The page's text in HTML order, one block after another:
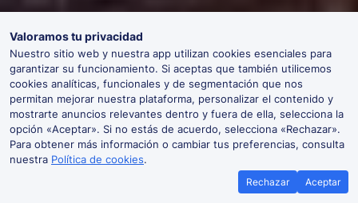
Valoramos tu privacidad
Nuestro sitio web y nuestra app utilizan cookies esenciales para
garantizar su funcionamiento. Si aceptas que también utilicemos
cookies analíticas, funcionales y de segmentación que nos
permitan mejorar nuestra plataforma, personalizar el contenido y
mostrarte anuncios relevantes dentro y fuera de ella, selecciona la
opción «Aceptar». Si no estás de acuerdo, selecciona «Rechazar».
Para obtener más información o cambiar tus preferencias, consulta
nuestra Política de cookies.
Rechazar Aceptar